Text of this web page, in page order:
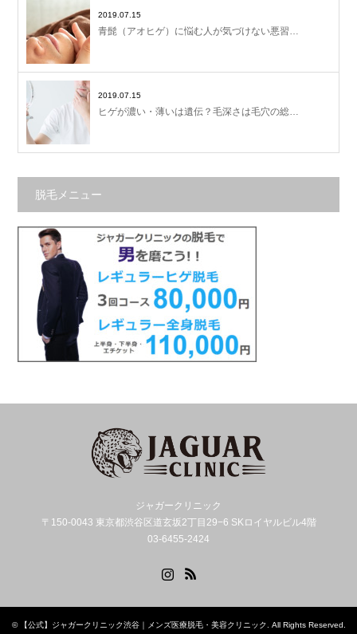
2019.07.15
青髭（アオヒゲ）に悩む人が気づけない悪習…
2019.07.15
ヒゲが濃い・薄いは遺伝？毛深さは毛穴の総…
脱毛メニュー
ジャガークリニック
〒150-0043 東京都渋谷区道玄坂2丁目29−6 SKロイヤルビル4階
03-6455-2424
© 【公式】ジャガークリニック渋谷｜メンズ医療脱毛・美容クリニック. All Rights Reserved.